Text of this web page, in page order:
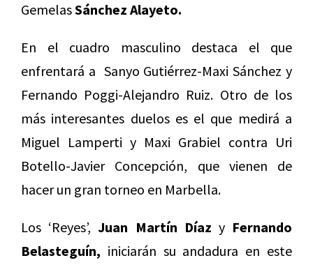
GemelasSánchez Alayeto.
En el cuadro masculino destaca el que
enfrentará a Sanyo Gutiérrez-Maxi Sánchez y
Fernando Poggi-Alejandro Ruiz. Otro de los
más interesantes duelos es el que medirá a
Miguel Lamperti y Maxi Grabiel contra Uri
Botello-Javier Concepción, que vienen de
hacer un gran torneo en Marbella.
Los ‘Reyes’, Juan Martín Díaz y Fernando
Belasteguín, iniciarán su andadura en este